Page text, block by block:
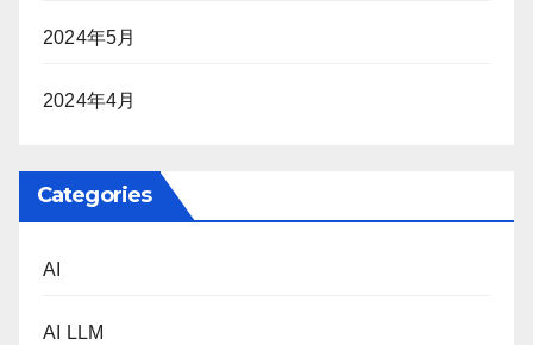
2024年5月
2024年4月
Categories
AI
AI LLM